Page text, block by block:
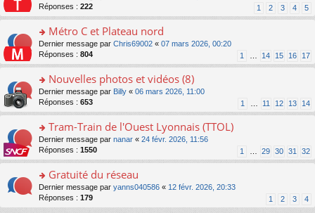
c
e
pl
u
s
ré
c
n
lu
le
pl
u
s
ré
c
s
a
g
e
n
o
n
lu
le
pl
u
ré
c
e
nt
er
le
m
e
s
s
a
g
e
n
o
n
lu
le
pl
s
ré
c
Réponses : 222 1 2 3 4 5
o
n
s
ult
er
le
m
e
s
s
a
g
n
o
n
Métro C et Plateau nord
Dernier message par Chris69002 « 07 mars 2026, 00:20
Réponses : 804 1 14 15 16 17
o
n
s
ult
er
le
m
e
s
s
a
g
Nouvelles photos et vidéos (8)
Dernier message par Billy « 06 mars 2026, 11:00
Réponses : 653 1 11 12 13 14
o
n
s
ult
er
le
m
Tram-Train de l'Ouest Lyonnais (TTOL)
Dernier message par nanar « 24 févr. 2026, 11:56
Réponses : 1550 1 29 30 31 32
o
n
s
Gratuité du réseau
Dernier message par yanns040586 « 12 févr. 2026, 20:33
Réponses : 179 1 2 3 4